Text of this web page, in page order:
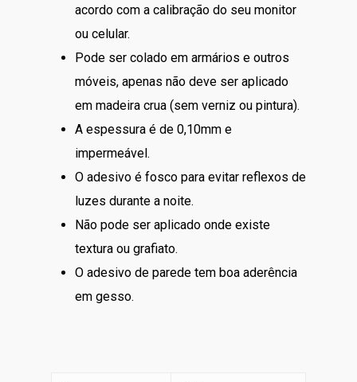
acordo com a calibração do seu monitor
ou celular.
Pode ser colado em armários e outros
móveis, apenas não deve ser aplicado
em madeira crua (sem verniz ou pintura).
A espessura é de 0,10mm e
impermeável.
O adesivo é fosco para evitar reflexos de
luzes durante a noite.
Não pode ser aplicado onde existe
textura ou grafiato.
O adesivo de parede tem boa aderência
em gesso.